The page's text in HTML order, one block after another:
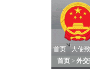
首页 大使
首页 > 外